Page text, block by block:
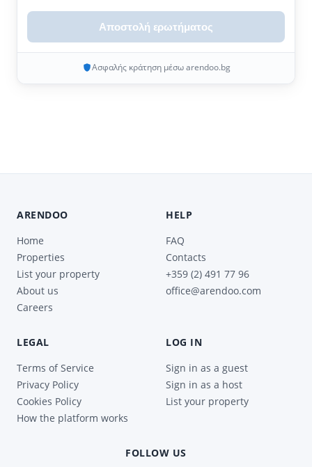
Αποστολή ερωτήματος
Ασφαλής κράτηση μέσω arendoo.bg
ARENDOO
Home
Properties
List your property
About us
Careers
HELP
FAQ
Contacts
+359 (2) 491 77 96
office@arendoo.com
LEGAL
Terms of Service
Privacy Policy
Cookies Policy
How the platform works
LOG IN
Sign in as a guest
Sign in as a host
List your property
FOLLOW US